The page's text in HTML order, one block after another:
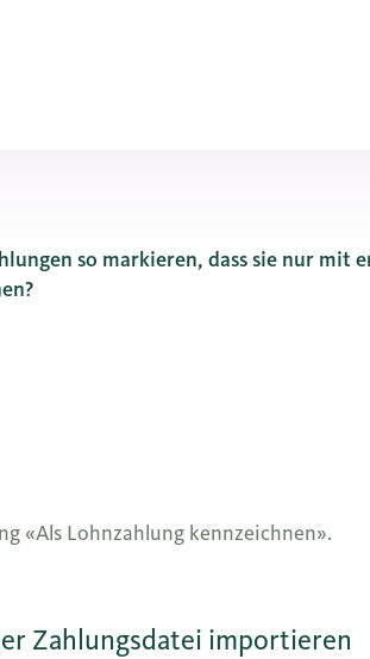
so markieren, dass sie nur mit
Berechtigung gelesen werden können?
«Als Lohnzahlung kennzeichnen».
Zahlungsdatei importieren